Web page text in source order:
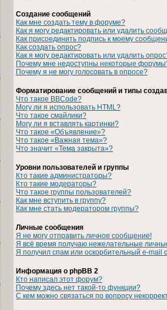
Создание сообщений
Как мне создать тему в форуме?
Как я могу редактировать или удалить
Как присоединить подпись к моему
Как создать опрос?
Как я могу редактировать или удалить
Почему мне недоступны некоторые
Почему я не могу голосовать в опросе?
Форматирование сообщений и типы
Что такое BBCode?
Могу ли я использовать HTML?
Что такое смайлики?
Могу ли я вставлять картинки?
Что такое «Объявление»?
Что такое «Важная тема»?
Что значит «Тема закрыта»?
Уровни пользователей и группы
Кто такие администраторы?
Кто такие модераторы?
Что такое группы пользователей?
Как мне вступить в группу?
Как мне стать модератором группы?
Личные сообщения
Я не могу отправить личное сообщение!
Я всё время получаю нежелательные
Я получил спам или оскорбительный e-mail
Информация о phpBB 2
Кто написал этот форум?
Почему здесь нет такой-то функции?
С кем можно связаться по вопросу